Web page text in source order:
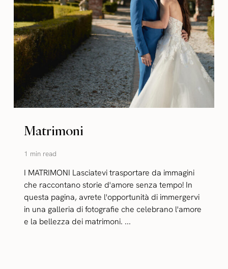
Matrimoni
1 min read
I MATRIMONI Lasciatevi trasportare da immagini
che raccontano storie d'amore senza tempo! In
questa pagina, avrete l'opportunità di immergervi
in una galleria di fotografie che celebrano l'amore
e la bellezza dei matrimoni. ...